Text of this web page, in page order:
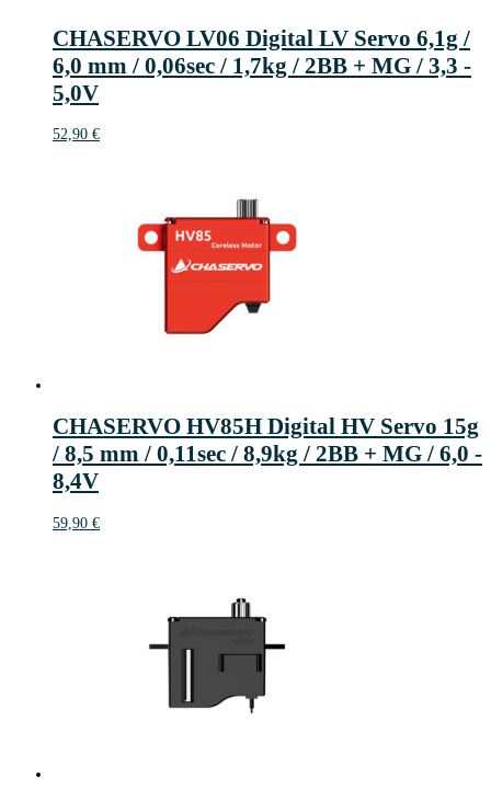
CHASERVO LV06 Digital LV Servo 6,1g /
6,0 mm / 0,06sec / 1,7kg / 2BB + MG / 3,3 -
5,0V
52,90 €
CHASERVO HV85H Digital HV Servo 15g
/ 8,5 mm / 0,11sec / 8,9kg / 2BB + MG / 6,0 -
8,4V
59,90 €